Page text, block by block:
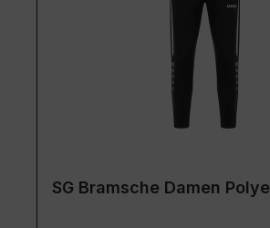
SG Bramsche Damen